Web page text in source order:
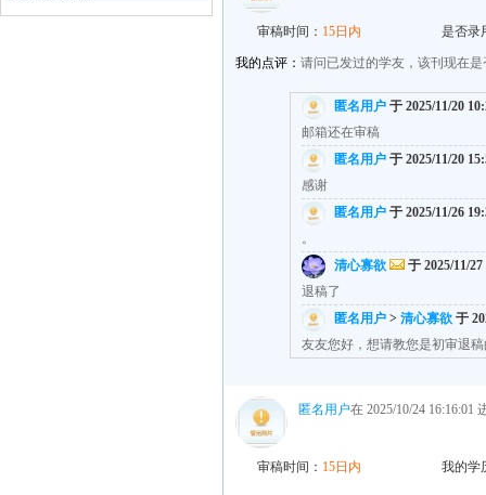
审稿时间： 15日内 是否录
我的点评： 请问已发过的学友，该刊现在
匿名用户 于 2025/11/20
邮箱还在审稿
匿名用户 于 2025/11/20
感谢
匿名用户 于 2025/11/26
。
清心寡欲
于 2025/11/
退稿了
匿名用户 > 清心寡欲 于
友友您好，想请教您是初审退
匿名用户在 2025/10/24 16:16:01
审稿时间： 15日内 我的学